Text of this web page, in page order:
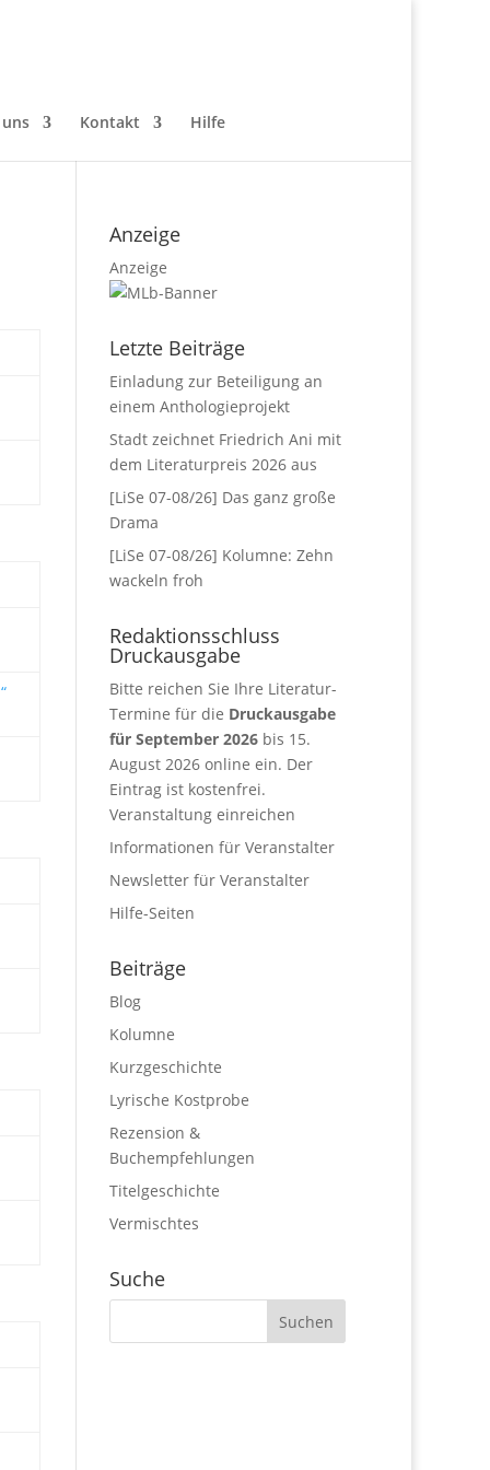
Kontakt Hilfe
Anzeige
Anzeige
Letzte Beiträge
Einladung zur Beteiligung an
einem Anthologieprojekt
Stadt zeichnet Friedrich Ani mit
dem Literaturpreis 2026 aus
[LiSe 07-08/26] Das ganz große
Drama
[LiSe 07-08/26] Kolumne: Zehn
wackeln froh
Redaktionsschluss
Druckausgabe
Bitte reichen Sie Ihre Literatur-
Termine für die Druckausgabe
für September 2026 bis 15.
August 2026 online ein. Der
Eintrag ist kostenfrei.
Veranstaltung einreichen
Informationen für Veranstalter
Newsletter für Veranstalter
Hilfe-Seiten
Beiträge
Blog
Kolumne
Kurzgeschichte
Lyrische Kostprobe
Rezension &
Buchempfehlungen
Titelgeschichte
Vermischtes
Suche